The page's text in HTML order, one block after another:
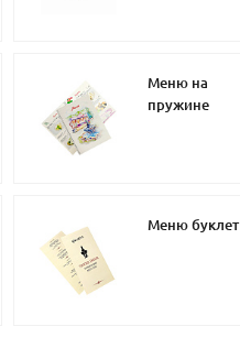
Меню на
пружине
Меню буклет